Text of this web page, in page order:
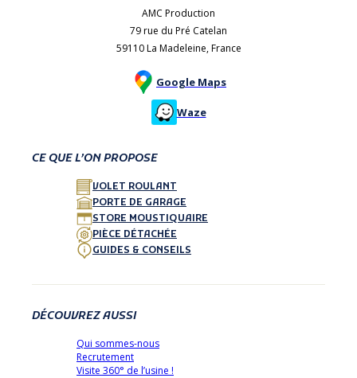
AMC Production
79 rue du Pré Catelan
59110 La Madeleine, France
Google Maps
Waze
CE QUE L’ON PROPOSE
VOLET ROULANT
PORTE DE GARAGE
STORE MOUSTIQUAIRE
PIÈCE DÉTACHÉE
GUIDES & CONSEILS
DÉCOUVREZ AUSSI
Qui sommes-nous
Recrutement
Visite 360° de l’usine !